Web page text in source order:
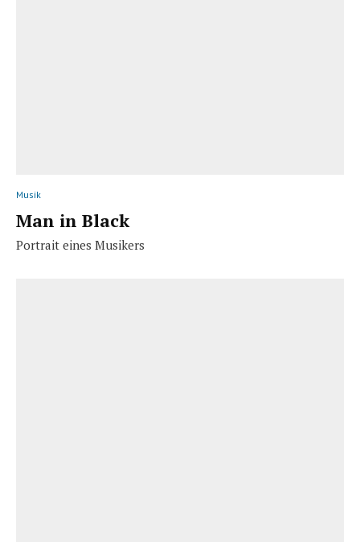
Musik
Man in Black
Portrait eines Musikers